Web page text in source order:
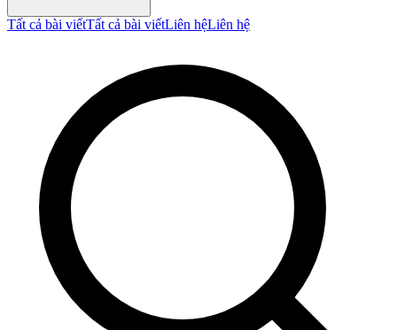
Tất cả bài viếtTất cả bài viếtLiên hệLiên hệ